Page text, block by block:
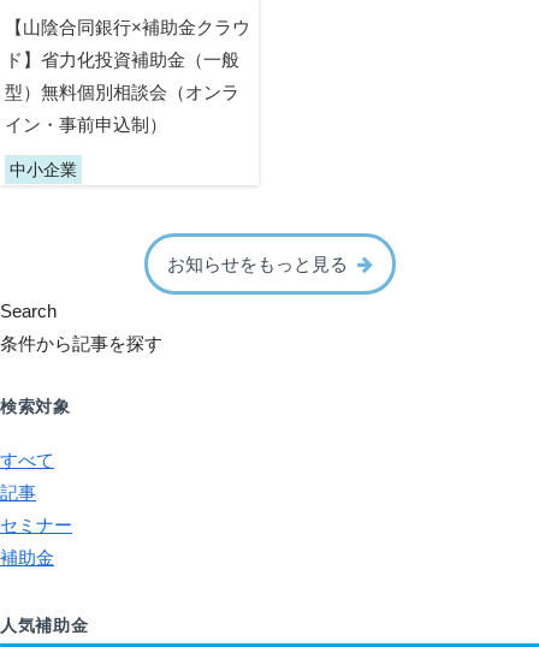
【山陰合同銀行×補助金クラウ
ド】省力化投資補助金（一般
型）無料個別相談会（オンラ
イン・事前申込制）
中小企業
お知らせをもっと見る
Search
条件から記事を探す
検索対象
すべて
記事
セミナー
補助金
人気補助金